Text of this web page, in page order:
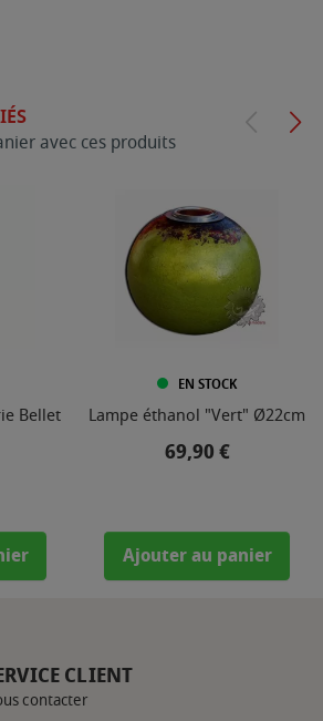
avec ces produits
Bellet
EN STOCK
Lampe éthanol "Vert" Ø22cm
Prix
69,90 €
Ajouter au panier
CLIENT
contacter